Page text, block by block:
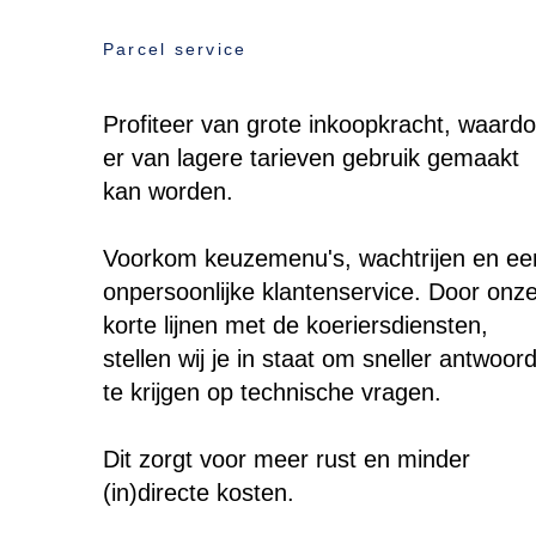
Parcel service
Profiteer van grote inkoopkracht,
er van lagere tarieven gebruik gemaakt
kan worden.
Voorkom keuzemenu's, wachtrijen en
onpersoonlijke klantenservice. Door
korte lijnen met de koeriersdiensten,
stellen wij je in staat om sneller antwoord
te krijgen op technische vragen.
Dit zorgt voor meer rust en minder
(in)directe kosten.